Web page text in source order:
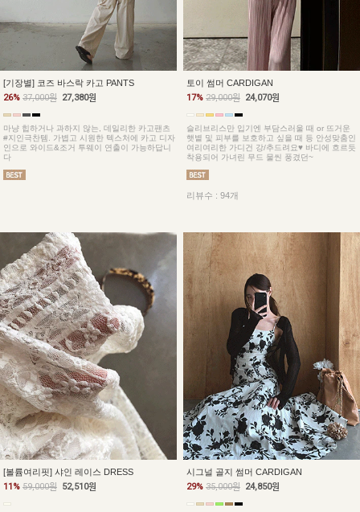
[기장별] 코즈 바스락 카고 PANTS
26% 37,000원 27,380원
마냥 힙하거나 과하지 않는, 데일리한 카고팬츠
#지인극찬템. 가볍고 시원한 텍스처에 카고 디자
인으로 와이드&조거 투웨이 연출이 가능하답니
다
토이 썸머 CARDIGAN
17% 29,000원 24,070원
슬리브리스만 입기엔 부담스러울 때 or 뜨거운
햇볕 및 피부를 보호하고 싶을 때 등 안성맞춤인
여리여리한 가디건 강/추드려요♥ 바디에 흐르듯
착용되어 가녀린 무드 물씬 풍겼던~
리뷰수 : 94개
[볼륨여리핏] 샤인 레이스 DRESS
11% 59,000원 52,510원
시그널 골지 썸머 CARDIGAN
29% 35,000원 24,850원